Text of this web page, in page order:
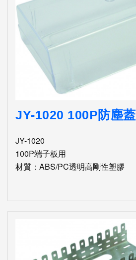
JY-1020 100P防塵蓋
JY-1020
100P端子板用
材質：ABS/PC透明高剛性塑膠